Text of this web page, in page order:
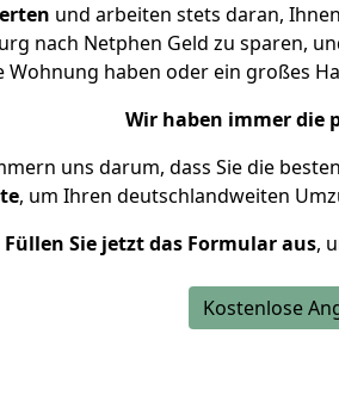
und arbeiten stets daran, Ihnen
nach Netphen Geld zu sparen,
Wohnung haben oder ein großes
Wir haben immer die
uns darum, dass Sie die
, um Ihren deutschlandweiten
Füllen Sie jetzt das Formular aus,
Kostenlose